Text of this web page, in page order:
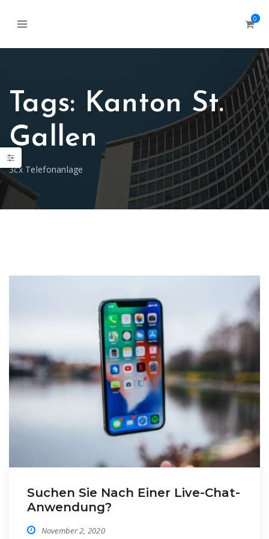
0
Tags: Kanton St.
Gallen
3cx Telefonanlage
Suchen Sie Nach Einer Live-Chat-
Anwendung?
November 2, 2020